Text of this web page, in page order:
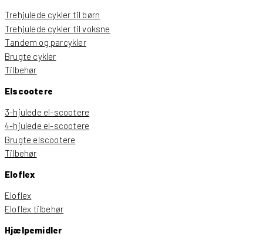
Trehjulede cykler til børn
Trehjulede cykler til voksne
Tandem og parcykler
Brugte cykler
Tilbehør
Elscootere
3-hjulede el-scootere
4-hjulede el-scootere
Brugte elscootere
Tilbehør
Eloflex
Eloflex
Eloflex tilbehør
Hjælpemidler